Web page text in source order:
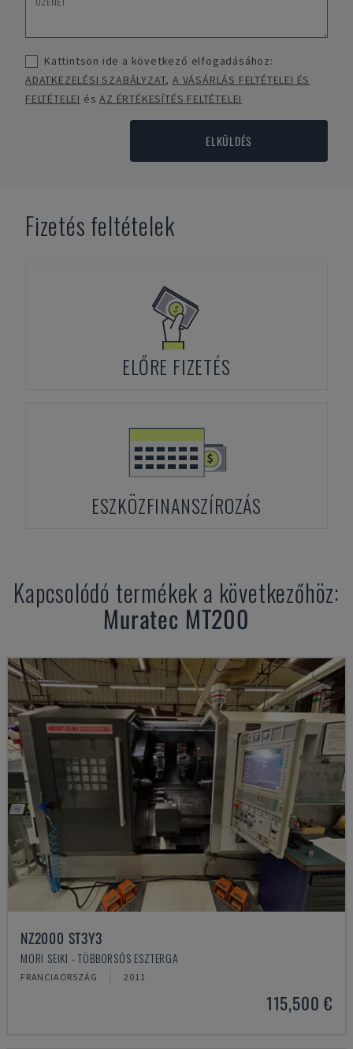
Kattintson ide a következő elfogadásához:
ADATKEZELÉSI SZABÁLYZAT,A VÁSÁRLÁS FELTÉTELEI ÉS
FELTÉTELEI ésAZ ÉRTÉKESÍTÉS FELTÉTELEI
ELKÜLDÉS
Fizetés feltételek
ELŐRE FIZETÉS
ESZKÖZFINANSZÍROZÁS
Kapcsolódó termékek a következőhöz:
Muratec MT200
NZ2000 ST3Y3
MORI SEIKI - TÖBBORSÓS ESZTERGA
FRANCIAORSZÁG 2011
115,500 €